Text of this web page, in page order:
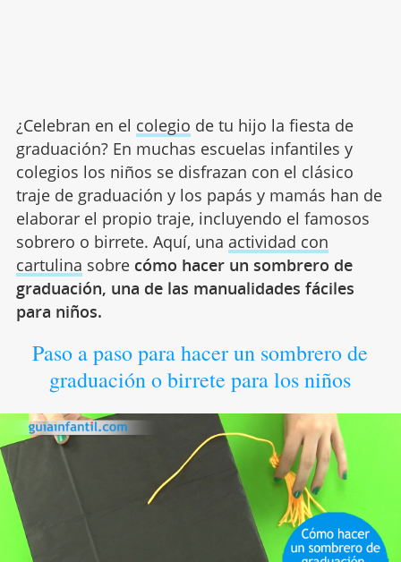
¿Celebran en el colegio de tu hijo la fiesta de
graduación? En muchas escuelas infantiles y
colegios los niños se disfrazan con el clásico
traje de graduación y los papás y mamás han de
elaborar el propio traje, incluyendo el famosos
sobrero o birrete. Aquí, una actividad con
cartulina sobre cómo hacer un sombrero de
graduación, una de las manualidades fáciles
para niños.
Paso a paso para hacer un sombrero de
graduación o birrete para los niños